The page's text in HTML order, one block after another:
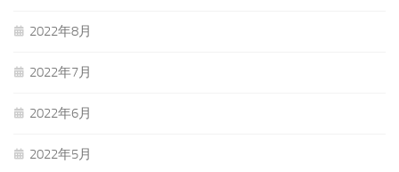
2022年8月
2022年7月
2022年6月
2022年5月